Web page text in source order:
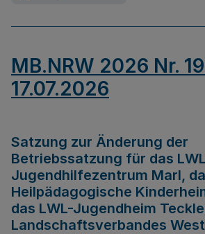
MB.NRW 2026 Nr.
17.07.2026
Satzung zur Änderung der
Betriebssatzung für das
Jugendhilfezentrum Marl,
Heilpädagogische
das LWL-Jugendheim
Landschaftsverbandes